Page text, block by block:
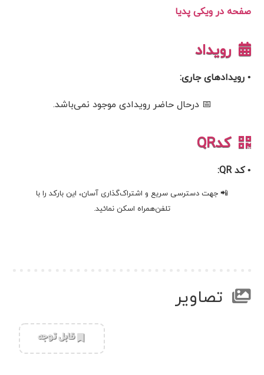
صفحه در ویکی پدیا
رویداد
• رویدادهای جاری:
📅 درحال حاضر رویدادی موجود نمی‌باشد.
کدQR
• کد QR:
📲 جهت دسترسی سریع و اشتراک‌گذاری آسان، این بارکد را با
تلفن‌همراه اسکن نمائید.
تصاویر
‌قابل توجه